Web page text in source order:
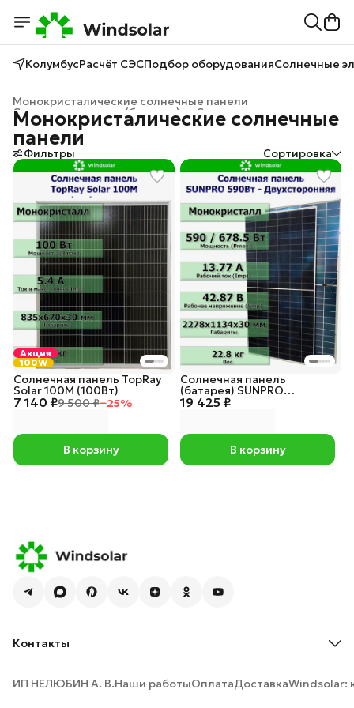
КолумбусРасчёт СЭСПодбор оборудованияСолнечные
Монокристалические солнечные панели
Солнечные панели ›
Солнечные панели (батареи) ›
Главная ›
Монокристалические солнечные
панели
Фильтры Сортировка
Акция
100W
7 140 ₽9 500 ₽−25%
Солнечная панель TopRay
Solar 100М (100Вт)
В корзину
19 425 ₽
Солнечная панель
(батарея) SUNPRO
DG590W-N144M10 TOPCon
BIFACIAL
В корзину
Контакты
Телефон многоканальный
ИП НЕЛЮБИН А. В.Наши работыОплатаДоставкаWindsolar: